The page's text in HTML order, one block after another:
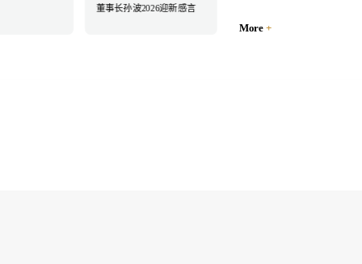
董事长孙波2026迎新感言
More +